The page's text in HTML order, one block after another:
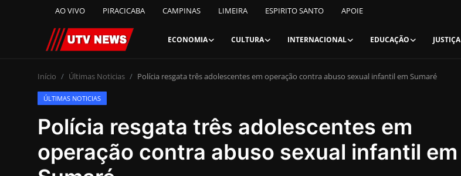
AO VIVO PIRACICABA CAMPINAS LIMEIRA ESPIRITO SANTO APOIE
ECONOMIA CULTURA INTERNACIONAL EDUCAÇÃO JUSTIÇA
AO VIVO
PIRACICABA
CAMPINAS
LIMEIRA
Início Últimas Noticias Polícia resgata três adolescentes em operação contra abuso sexual infantil em Sumaré
ÚLTIMAS NOTICIAS
Polícia resgata três adolescentes em
operação contra abuso sexual infantil em